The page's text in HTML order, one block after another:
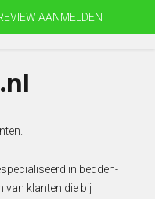
AANMELDEN
in bedden-
van klanten die bij